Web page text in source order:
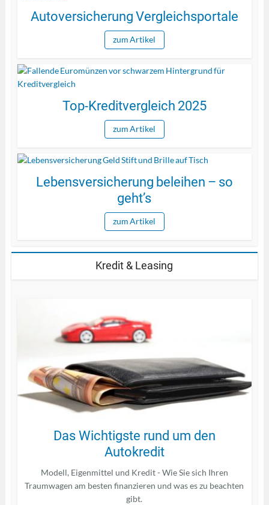
Autoversicherung Vergleichsportale
zum Artikel
Top-Kreditvergleich 2025
zum Artikel
Lebensversicherung beleihen – so
geht’s
zum Artikel
Kredit & Leasing
Das Wichtigste rund um den
Autokredit
Modell, Eigenmittel und Kredit - Wie Sie sich Ihren
Traumwagen am besten finanzieren und was es zu beachten
gibt.